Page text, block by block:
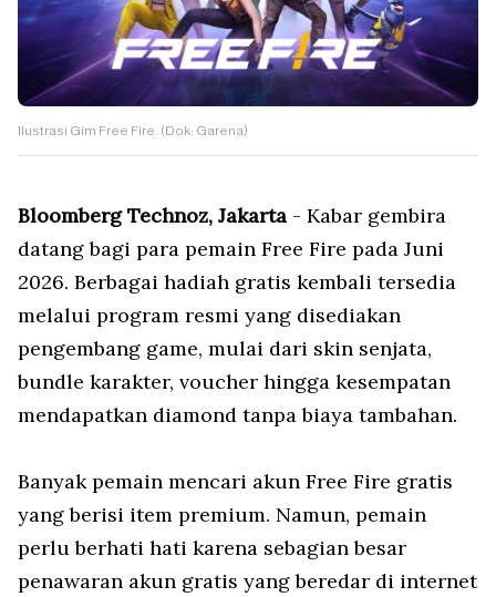
Ilustrasi Gim Free Fire. (Dok: Garena)
Bloomberg Technoz, Jakarta - Kabar gembira
datang bagi para pemain Free Fire pada Juni
2026. Berbagai hadiah gratis kembali tersedia
melalui program resmi yang disediakan
pengembang game, mulai dari skin senjata,
bundle karakter, voucher hingga kesempatan
mendapatkan diamond tanpa biaya tambahan.
Banyak pemain mencari akun Free Fire gratis
yang berisi item premium. Namun, pemain
perlu berhati hati karena sebagian besar
penawaran akun gratis yang beredar di internet